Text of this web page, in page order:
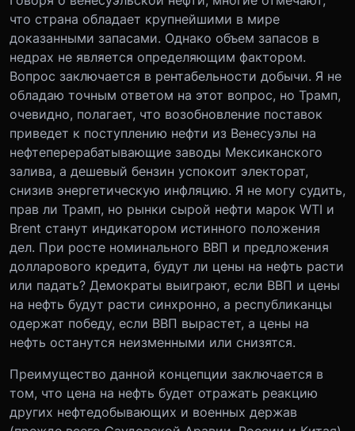
что страна обладает крупнейшими в мире
доказанными запасами. Однако объем запасов в
недрах не является определяющим фактором.
Вопрос заключается в рентабельности добычи. Я не
обладаю точным ответом на этот вопрос, но Трамп,
очевидно, полагает, что возобновление поставок
приведет к поступлению нефти из Венесуэлы на
нефтеперерабатывающие заводы Мексиканского
залива, а дешевый бензин успокоит электорат,
снизив энергетическую инфляцию. Я не могу судить,
прав ли Трамп, но рынки сырой нефти марок WTI и
Brent станут индикатором истинного положения
дел. При росте номинального ВВП и предложения
долларового кредита, будут ли цены на нефть расти
или падать? Демократы выиграют, если ВВП и цены
на нефть будут расти синхронно, а республиканцы
одержат победу, если ВВП вырастет, а цены на
нефть останутся неизменными или снизятся.
Преимущество данной концепции заключается в
том, что цена на нефть будет отражать реакцию
других нефтедобывающих и военных держав